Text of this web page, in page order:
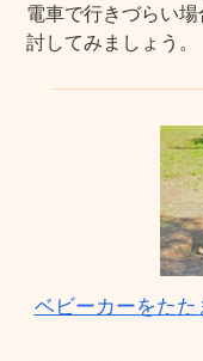
電車で行きづらい
討してみましょう。
ベビーカーをた